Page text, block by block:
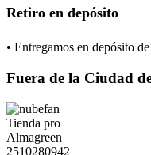
Retiro en depósito
• Entregamos en depósito
Fuera de la Ciudad